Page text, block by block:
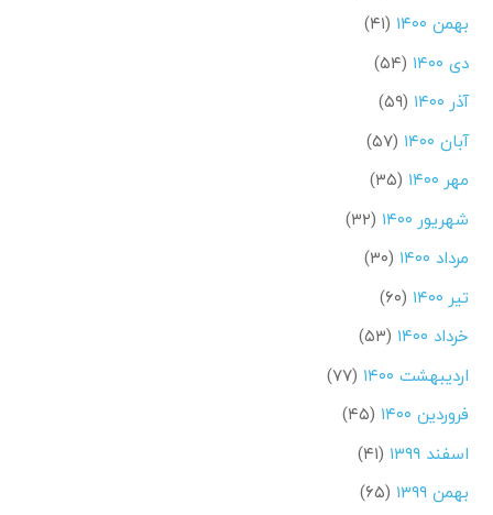
بهمن ۱۴۰۰
(۴۱)
دی ۱۴۰۰
(۵۴)
آذر ۱۴۰۰
(۵۹)
آبان ۱۴۰۰
(۵۷)
مهر ۱۴۰۰
(۳۵)
شهریور ۱۴۰۰
(۳۲)
مرداد ۱۴۰۰
(۳۰)
تیر ۱۴۰۰
(۶۰)
خرداد ۱۴۰۰
(۵۳)
اردیبهشت ۱۴۰۰
(۷۷)
فروردین ۱۴۰۰
(۴۵)
اسفند ۱۳۹۹
(۴۱)
بهمن ۱۳۹۹
(۶۵)